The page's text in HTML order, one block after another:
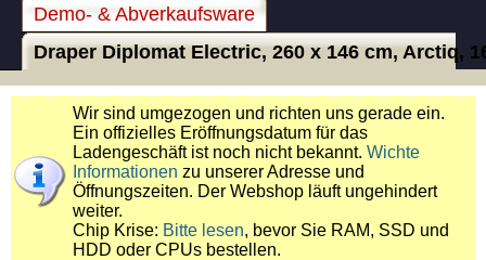
Demo- & Abverkaufsware
Draper Diplomat Electric, 260 x 146 cm, Arctiq,
Wir sind umgezogen und richten uns gerade ein.
Ein offizielles Eröffnungsdatum für das
Ladengeschäft ist noch nicht bekannt. Wichte
Informationen zu unserer Adresse und
Öffnungszeiten. Der Webshop läuft ungehindert
weiter.
Chip Krise: Bitte lesen, bevor Sie RAM, SSD und
HDD oder CPUs bestellen.